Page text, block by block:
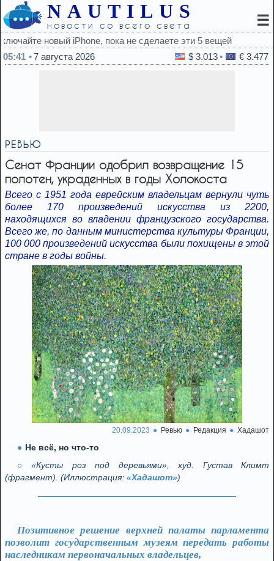
NAUTILUS
новости со всего света ☰
эти 5 вещей
05:41
7 августа 2026 $ 3.013 € 3.477
РЕВЬЮ
Сенат Франции одобрил возвращение 15
полотен, украденных в годы Холокоста
Всего с 1951 года еврейским владельцам вернули чуть
более 170 произведений искусства из 2200,
находящихся во владении французского государства.
Всего же, по данным министерства культуры Франции,
100 000 произведений искусства были похищены в этой
стране в годы войны.
20.09.2023 Ревью Редакция Хадашот
Не всё, но что-то
«Кусты роз под деревьями», худ. Густав Климт
(фрагмент). (Иллюстрация: «Хадашот»)
Позитивное решение верхней палаты парламента
позволит государственным музеям передать работы
наследникам первоначальных владельцев,